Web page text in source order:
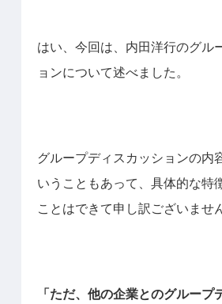
はい、今回は、内田洋行のグル
ョンについて述べました。
グループディスカッションの内
いうこともあって、具体的な特
ことはできて申し訳ございませ
「ただ、他の企業とのグループ